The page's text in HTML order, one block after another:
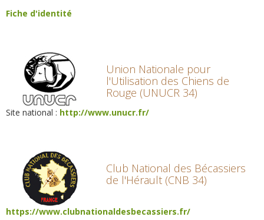
Fiche d'identité
Union Nationale pour
l'Utilisation des Chiens de
Rouge (UNUCR 34)
Site national : http://www.unucr.fr/
Club National des Bécassiers
de l'Hérault (CNB 34)
https://www.clubnationaldesbecassiers.fr/